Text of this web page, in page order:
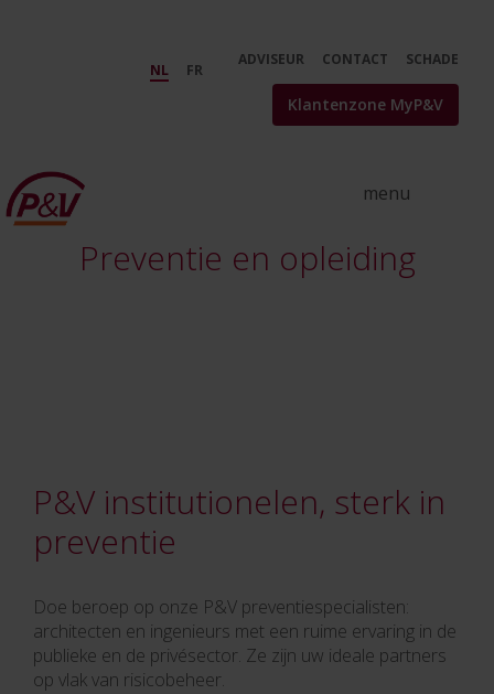
NL FR
ADVISEUR CONTACT SCHADE
Klantenzone MyP&V
Preventie en opleiding
P&V institutionelen, sterk in
preventie
Doe beroep op onze P&V preventiespecialisten:
architecten en ingenieurs met een ruime ervaring in de
publieke en de privésector. Ze zijn uw ideale partners
op vlak van risicobeheer.